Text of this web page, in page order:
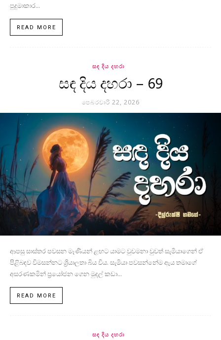
පුදුමාකාර...
READ MORE
සඳ දිය දහරා
සඳ දිය දහරා – 69
පෙබරවාරි 22, 2026
ආපසු සාස්තර පවසන මෑණියන් ළඟට යාමට වුවමනා වුවත් සැමියාගෙන් ඒ
පිළිබඳව විමසන්නට ශ්‍රියාලතා බිය විය. සැමියා පවසන්නේම ඇය තමාගේ
අසරණකමින් ප්‍රයෝජන ගෙන මුදල් කඩා...
READ MORE
සඳ දිය දහරා